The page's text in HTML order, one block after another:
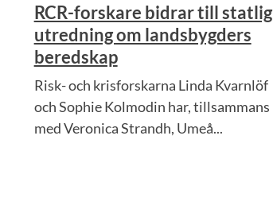
RCR-forskare bidrar till statlig
utredning om landsbygders
beredskap
Risk- och krisforskarna Linda Kvarnlöf
och Sophie Kolmodin har, tillsammans
med Veronica Strandh, Umeå...